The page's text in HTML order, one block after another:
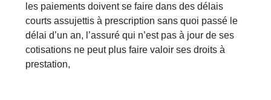
les paiements doivent se faire dans des délais
courts assujettis à prescription sans quoi passé le
délai d’un an, l’assuré qui n’est pas à jour de ses
cotisations ne peut plus faire valoir ses droits à
prestation,